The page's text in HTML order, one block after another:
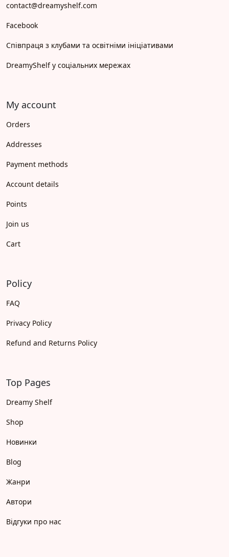
contact@dreamyshelf.com
Facebook
Співпраця з клубами та освітніми ініціативами
DreamyShelf у соціальних мережах
My account
Orders
Addresses
Payment methods
Account details
Points
Join us
Cart
Policy
FAQ
Privacy Policy
Refund and Returns Policy
Top Pages
Dreamy Shelf
Shop
Новинки
Blog
Жанри
Автори
Відгуки про нас